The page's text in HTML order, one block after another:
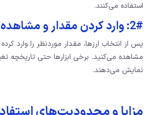
استفاده می‌کنند.
2#: وارد کردن مقدار و مشاهده نتیجه
پس از انتخاب ارزها، مقدار موردنظر را وارد
مشاهده می‌کنید. برخی ابزارها حتی تاریخچه
نمایش می‌دهند.